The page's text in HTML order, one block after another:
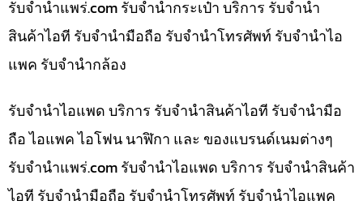
รับจํานําแพร่.com รับจำนำกระเป๋า บริการ รับจำนำ
สินค้าไอที รับจำนำมือถือ รับจำนำโทรศัพท์ รับจำนำไอ
แพค รับจำนำกล้อง
รับจำนำไอแพด บริการ รับจำนำสินค้าไอที รับจำนำมือ
ถือ ไอแพค ไอโฟน นาฬิกา และ ของแบรนด์เนมต่างๆ
รับจํานําแพร่.com รับจำนำไอแพด บริการ รับจำนำสินค้า
ไอที รับจำนำมือถือ รับจำนำโทรศัพท์ รับจำนำไอแพค